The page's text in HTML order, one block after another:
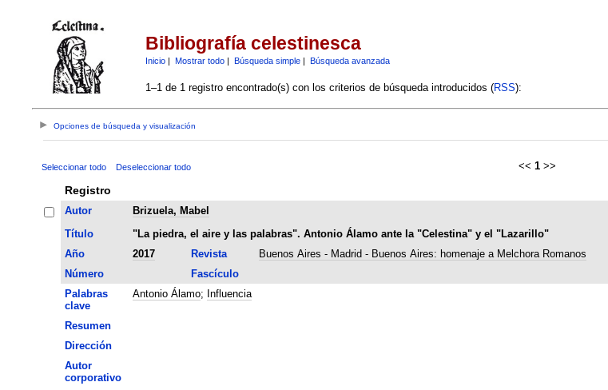
Bibliografía celestinesca
Inicio| Mostrar todo| Búsqueda simple| Búsqueda avanzada
1–1 de 1 registro encontrado(s) con los criterios de búsqueda introducidos (RSS):
Opciones de búsqueda y visualización
Seleccionar todo Deseleccionar todo << 1 >>
Registro
Autor
Brizuela, Mabel
Título
"La piedra, el aire y las palabras". Antonio Álamo ante la "Celestina" y el "Lazarillo"
Año
2017 Revista Buenos Aires - Madrid - Buenos Aires: homenaje a Melchora Romanos
Número
Fascículo
Palabras
clave
Antonio Álamo; Influencia
Resumen
Dirección
Autor
corporativo